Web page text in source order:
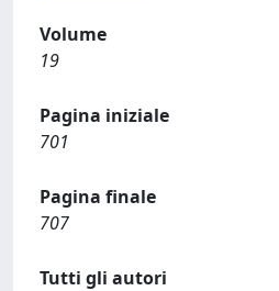
Volume
19
Pagina iniziale
701
Pagina finale
707
Tutti gli autori